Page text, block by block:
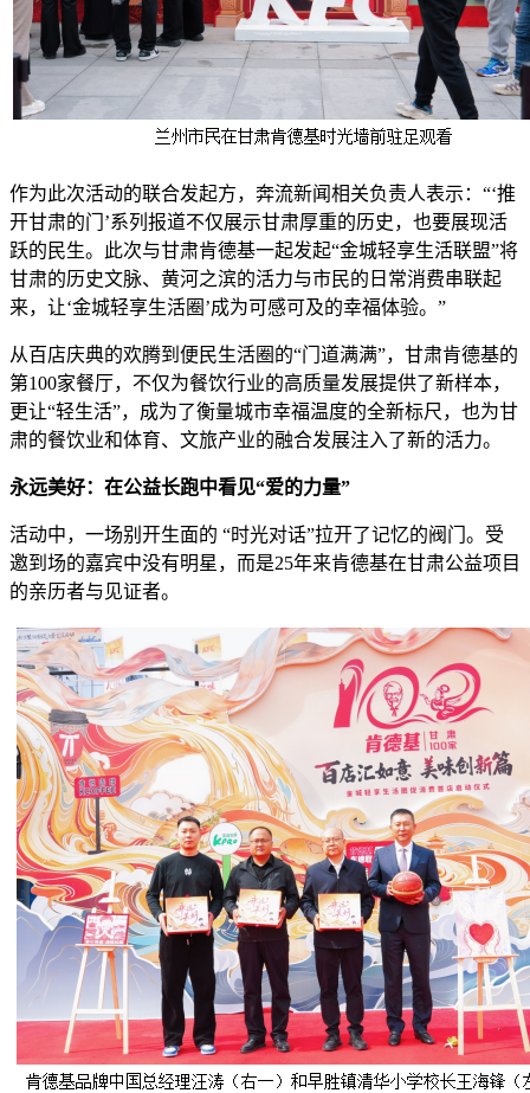
作为此次活动的联合发起方，奔流新闻相关负责人表示：“‘推
开甘肃的门’系列报道不仅展示甘肃厚重的历史，也要展现活
跃的民生。此次与甘肃肯德基一起发起“金城轻享生活联盟”将
甘肃的历史文脉、黄河之滨的活力与市民的日常消费串联起
来，让‘金城轻享生活圈’成为可感可及的幸福体验。”
从百店庆典的欢腾到便民生活圈的“门道满满”，甘肃肯德基的
第100家餐厅，不仅为餐饮行业的高质量发展提供了新样本，
更让“轻生活”，成为了衡量城市幸福温度的全新标尺，也为甘
肃的餐饮业和体育、文旅产业的融合发展注入了新的活力。
永远美好：在公益长跑中看见“爱的力量”
活动中，一场别开生面的 “时光对话”拉开了记忆的阀门。受
邀到场的嘉宾中没有明星，而是25年来肯德基在甘肃公益项目
的亲历者与见证者。